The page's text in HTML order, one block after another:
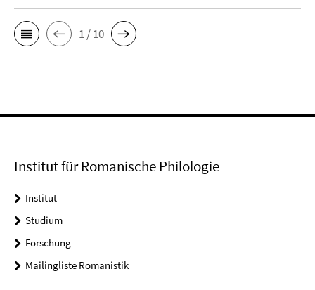
1 / 10
Institut für Romanische Philologie
Institut
Studium
Forschung
Mailingliste Romanistik